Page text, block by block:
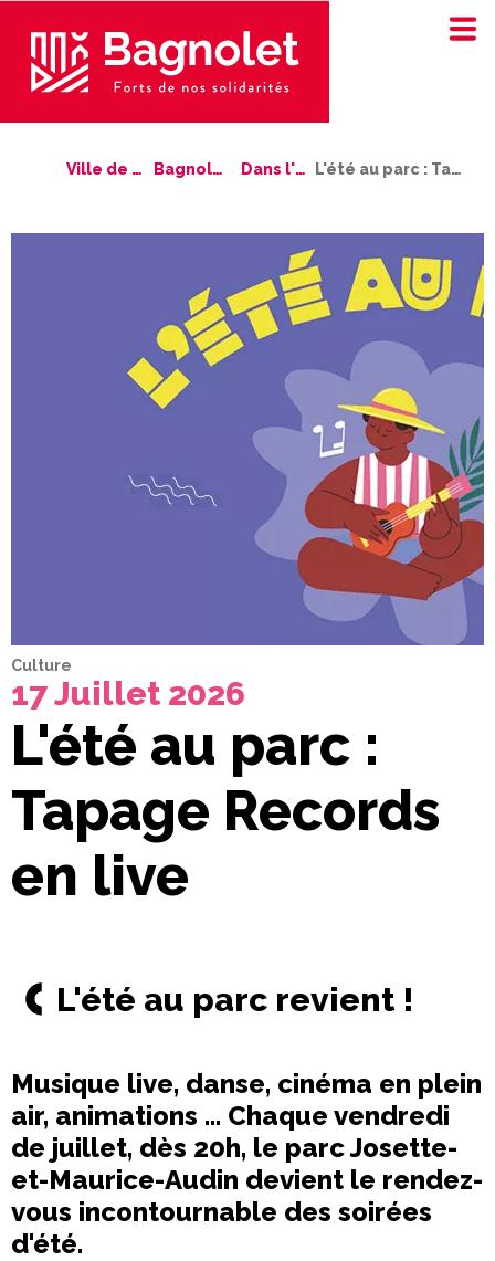
Ville de Bagnolet Bagnolet bouge ! Dans l'agenda L'été au parc : Tapage Records en live
Culture
17 Juillet 2026
L'été au parc :
Tapage Records
en live
L'été au parc revient !
Musique live, danse, cinéma en plein
air, animations … Chaque vendredi
de juillet, dès 20h, le parc Josette-
et-Maurice-Audin devient le rendez-
vous incontournable des soirées
d'été.